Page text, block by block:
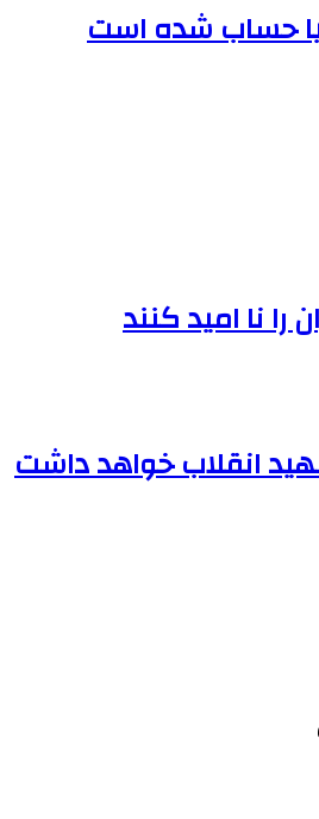
نا امید کنند
انقلاب خواهد داشت